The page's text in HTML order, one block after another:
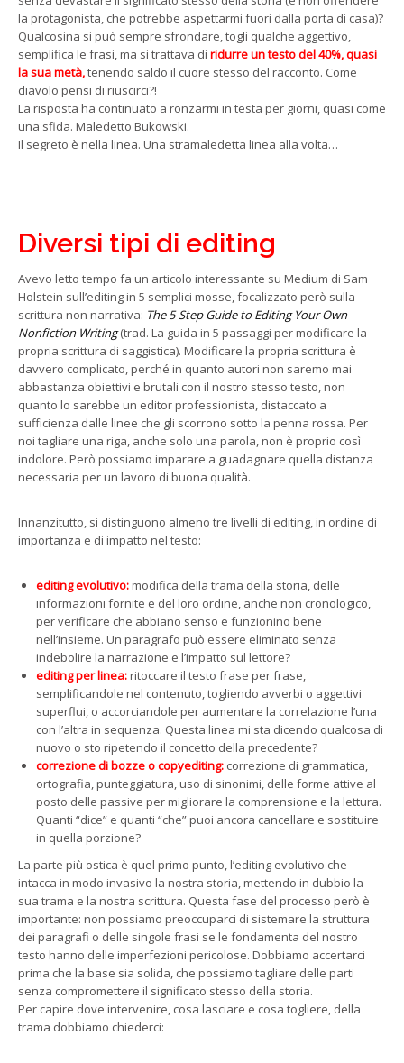
la protagonista, che potrebbe aspettarmi fuori dalla porta di casa)?
Qualcosina si può sempre sfrondare, togli qualche aggettivo,
semplifica le frasi, ma si trattava di ridurre un testo del 40%, quasi
la sua metà,tenendo saldo il cuore stesso del racconto. Come
diavolo pensi di riuscirci?!
La risposta ha continuato a ronzarmi in testa per giorni, quasi come
una sfida. Maledetto Bukowski.
Il segreto è nella linea. Una stramaledetta linea alla volta…
Diversi tipi di editing
Avevo letto tempo fa un articolo interessante su Medium di Sam
Holstein sull’editing in 5 semplici mosse, focalizzato però sulla
scrittura non narrativa: The 5-Step Guide to Editing Your Own
Nonfiction Writing(trad. La guida in 5 passaggi per modificare la
propria scrittura di saggistica). Modificare la propria scrittura è
davvero complicato, perché in quanto autori non saremo mai
abbastanza obiettivi e brutali con il nostro stesso testo, non
quanto lo sarebbe un editor professionista, distaccato a
sufficienza dalle linee che gli scorrono sotto la penna rossa. Per
noi tagliare una riga, anche solo una parola, non è proprio così
indolore. Però possiamo imparare a guadagnare quella distanza
necessaria per un lavoro di buona qualità.
Innanzitutto, si distinguono almeno tre livelli di editing, in ordine di
importanza e di impatto nel testo:
editing evolutivo:modifica della trama della storia, delle
informazioni fornite e del loro ordine, anche non cronologico,
per verificare che abbiano senso e funzionino bene
nell’insieme. Un paragrafo può essere eliminato senza
indebolire la narrazione e l’impatto sul lettore?
editing per linea:ritoccare il testo frase per frase,
semplificandole nel contenuto, togliendo avverbi o aggettivi
superflui, o accorciandole per aumentare la correlazione l’una
con l’altra in sequenza. Questa linea mi sta dicendo qualcosa di
nuovo o sto ripetendo il concetto della precedente?
correzione di bozze o copyediting: correzione di grammatica,
ortografia, punteggiatura, uso di sinonimi, delle forme attive al
posto delle passive per migliorare la comprensione e la lettura.
Quanti “dice” e quanti “che” puoi ancora cancellare e sostituire
in quella porzione?
La parte più ostica è quel primo punto, l’editing evolutivo che
intacca in modo invasivo la nostra storia, mettendo in dubbio la
sua trama e la nostra scrittura. Questa fase del processo però è
importante: non possiamo preoccuparci di sistemare la struttura
dei paragrafi o delle singole frasi se le fondamenta del nostro
testo hanno delle imperfezioni pericolose. Dobbiamo accertarci
prima che la base sia solida, che possiamo tagliare delle parti
senza compromettere il significato stesso della storia.
Per capire dove intervenire, cosa lasciare e cosa togliere, della
trama dobbiamo chiederci: